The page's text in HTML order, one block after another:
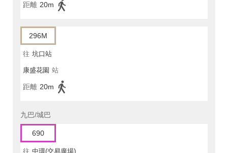
距離 20m
296M
往 坑口站
康盛花園 站
距離 20m
九巴/城巴
690
往 中環(交易廣場)